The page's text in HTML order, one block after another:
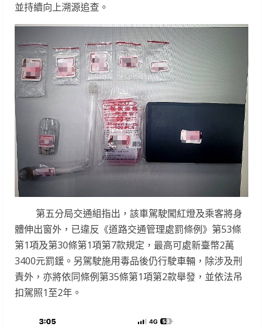
並持續向上溯源追查。
第五分局交通組指出，該車駕駛闖紅燈及乘客將身
體伸出窗外，已違反《道路交通管理處罰條例》第53條
第1項及第30條第1項第7款規定，最高可處新臺幣2萬
3400元罰鍰。另駕駛施用毒品後仍行駛車輛，除涉及刑
責外，亦將依同條例第35條第1項第2款舉發，並依法吊
扣駕照1至2年。